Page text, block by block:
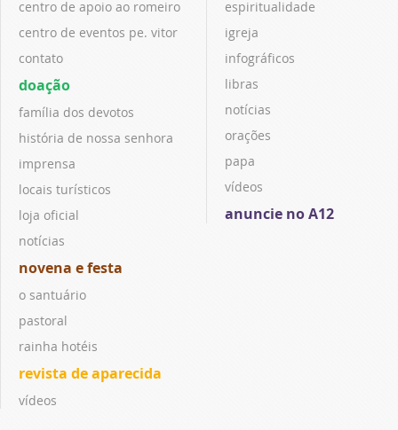
centro de apoio ao romeiro
centro de eventos pe. vitor
contato
doação
família dos devotos
história de nossa senhora
imprensa
locais turísticos
loja oficial
notícias
novena e festa
o santuário
pastoral
rainha hotéis
revista de aparecida
vídeos
espiritualidade
igreja
infográficos
libras
notícias
orações
papa
vídeos
anuncie no A12